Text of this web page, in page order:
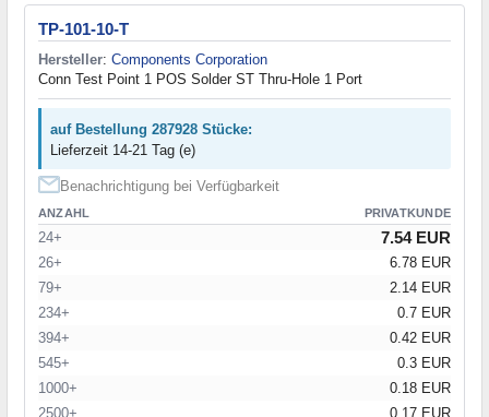
TP-101-10-T
Hersteller: Components Corporation
Conn Test Point 1 POS Solder ST Thru-Hole 1 Port
auf Bestellung 287928 Stücke:
Lieferzeit 14-21 Tag (e)
Benachrichtigung bei Verfügbarkeit
ANZAHL PRIVATKUNDE
24+ 7.54 EUR
26+
6.78 EUR
79+
2.14 EUR
234+
0.7 EUR
394+
0.42 EUR
545+
0.3 EUR
1000+
0.18 EUR
2500+
0.17 EUR